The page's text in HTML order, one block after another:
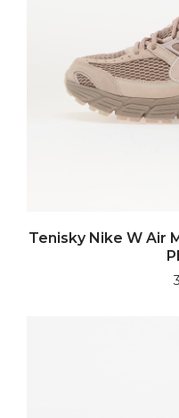
Tenisky Nike W Air